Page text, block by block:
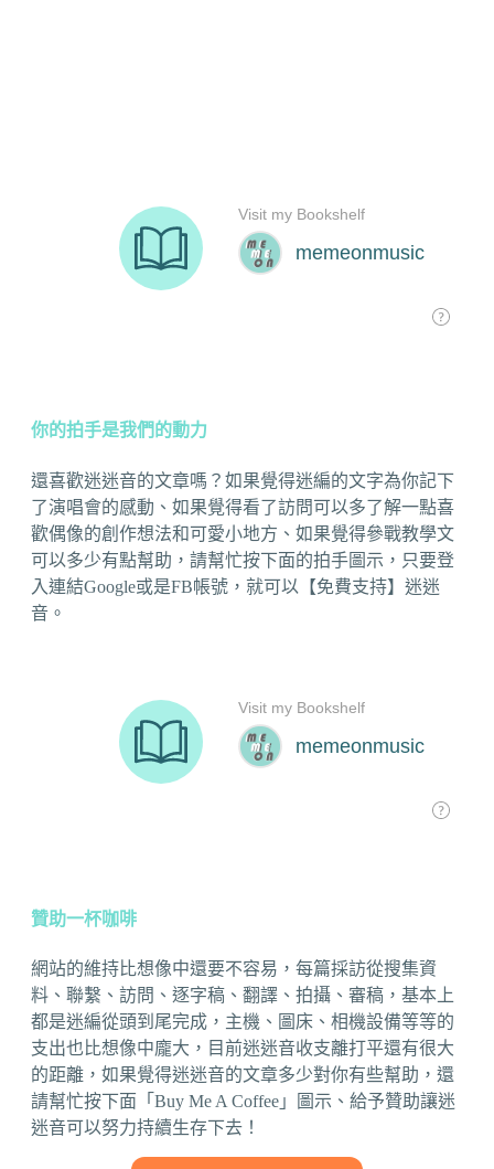
你的拍手是我們的動力
還喜歡迷迷音的文章嗎？如果覺得迷編的文字為你記下
了演唱會的感動、如果覺得看了訪問可以多了解一點喜
歡偶像的創作想法和可愛小地方、如果覺得參戰教學文
可以多少有點幫助，請幫忙按下面的拍手圖示，只要登
入連結Google或是FB帳號，就可以【免費支持】迷迷
音。
贊助一杯咖啡
網站的維持比想像中還要不容易，每篇採訪從搜集資
料、聯繫、訪問、逐字稿、翻譯、拍攝、審稿，基本上
都是迷編從頭到尾完成，主機、圖床、相機設備等等的
支出也比想像中龐大，目前迷迷音收支離打平還有很大
的距離，如果覺得迷迷音的文章多少對你有些幫助，還
請幫忙按下面「Buy Me A Coffee」圖示、給予贊助讓迷
迷音可以努力持續生存下去！